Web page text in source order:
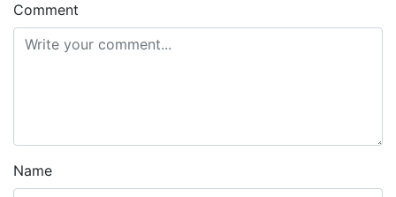
Comment
Name